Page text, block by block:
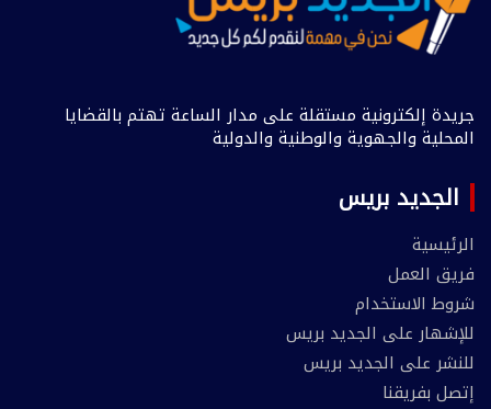
جريدة إلكترونية مستقلة على مدار الساعة تهتم بالقضايا
المحلية والجهوية والوطنية والدولية
الجديد بريس
الرئيسية
فريق العمل
شروط الاستخدام
للإشهار على الجديد بريس
للنشر على الجديد بريس
إتصل بفريقنا